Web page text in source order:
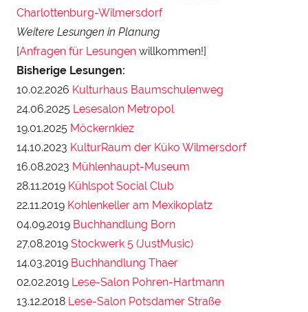
Charlottenburg-Wilmersdorf
Weitere Lesungen in Planung
[Anfragen für Lesungen willkommen!]
Bisherige Lesungen:
10.02.2026 Kulturhaus Baumschulenweg
24.06.2025 Lesesalon Metropol
19.01.2025 Möckernkiez
14.10.2023 KulturRaum der Küko Wilmersdorf
16.08.2023 Mühlenhaupt-Museum
28.11.2019 Kühlspot Social Club
22.11.2019 Kohlenkeller am Mexikoplatz
04.09.2019 Buchhandlung Born
27.08.2019 Stockwerk 5 (JustMusic)
14.03.2019 Buchhandlung Thaer
02.02.2019 Lese-Salon Pohren-Hartmann
13.12.2018 Lese-Salon Potsdamer Straße